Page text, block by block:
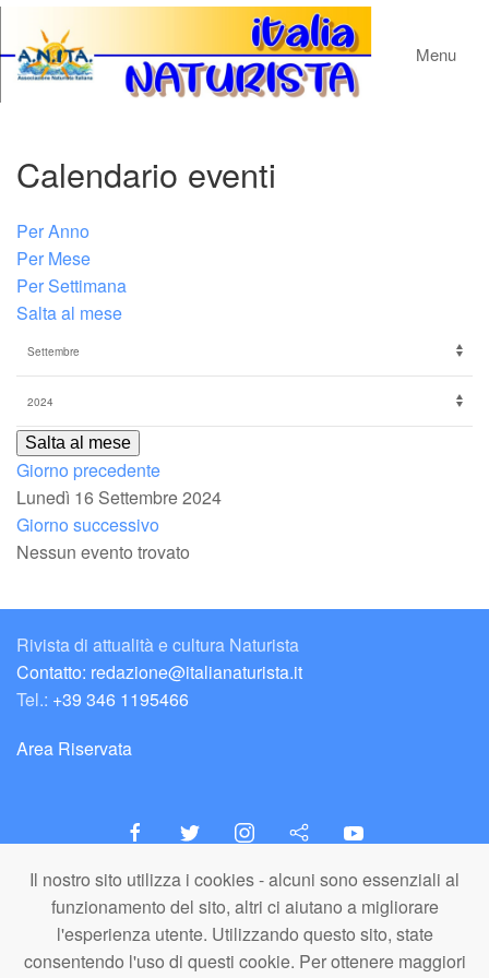
Il nostro sito utilizza i cookies - alcuni sono essenziali al
funzionamento del sito, altri ci aiutano a migliorare
l'esperienza utente. Utilizzando questo sito, state
consentendo l'uso di questi cookie. Per ottenere maggiori
Menu
Calendario eventi
Per Anno
Per Mese
Per Settimana
Salta al mese
Salta al mese
Giorno precedente
Lunedì 16 Settembre 2024
Giorno successivo
Nessun evento trovato
Rivista di attualità e cultura Naturista
Contatto: redazione@italianaturista.it
Tel.: +39 346 1195466
Area Riservata
italiaNATURISTA
Editore e Redazione
A.N.ITA. Associazione Naturista Italiana (APS)
C.F. 80203710159